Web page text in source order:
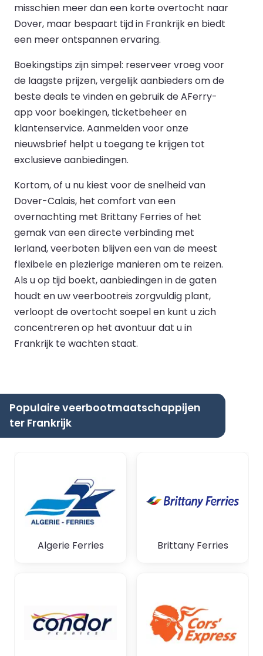
misschien meer dan een korte overtocht naar
Dover, maar bespaart tijd in Frankrijk en biedt
een meer ontspannen ervaring.
Boekingstips zijn simpel: reserveer vroeg voor
de laagste prijzen, vergelijk aanbieders om de
beste deals te vinden en gebruik de AFerry-
app voor boekingen, ticketbeheer en
klantenservice. Aanmelden voor onze
nieuwsbrief helpt u toegang te krijgen tot
exclusieve aanbiedingen.
Kortom, of u nu kiest voor de snelheid van
Dover-Calais, het comfort van een
overnachting met Brittany Ferries of het
gemak van een directe verbinding met
Ierland, veerboten blijven een van de meest
flexibele en plezierige manieren om te reizen.
Als u op tijd boekt, aanbiedingen in de gaten
houdt en uw veerbootreis zorgvuldig plant,
verloopt de overtocht soepel en kunt u zich
concentreren op het avontuur dat u in
Frankrijk te wachten staat.
Populaire veerbootmaatschappijen
ter Frankrijk
Algerie Ferries Brittany Ferries